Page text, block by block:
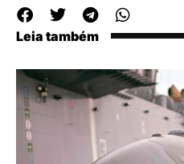
Leia também